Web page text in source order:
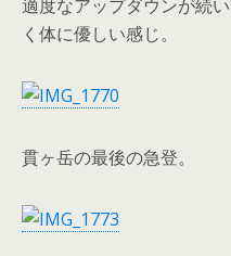
適度なアップダウンが続
く体に優しい感じ。
貫ヶ岳の最後の急登。